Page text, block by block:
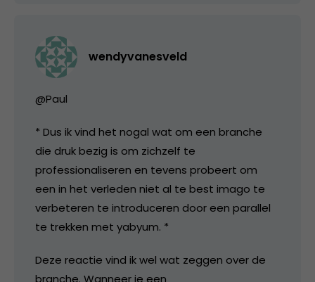
wendyvanesveld
@Paul
* Dus ik vind het nogal wat om een branche
die druk bezig is om zichzelf te
professionaliseren en tevens probeert om
een in het verleden niet al te best imago te
verbeteren te introduceren door een parallel
te trekken met yabyum. *
Deze reactie vind ik wel wat zeggen over de
branche. Wanneer je een